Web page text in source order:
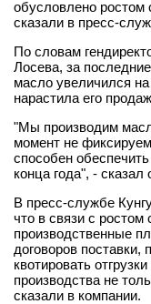
обусловлено ростом
сказали в пресс-
По словам
Лосева, за
масло увеличился
нарастила его
"Мы производим
момент не
способен
конца года", - сказал
В пресс-службе
что в связи с ростом
производственные
договоров поставки,
квотировать
производства не
сказали в компании.